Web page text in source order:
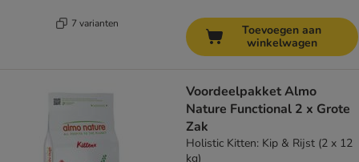
7 varianten
Toevoegen aan
winkelwagen
Voordeelpakket Almo
Nature Functional 2 x Grote
Zak
Holistic Kitten: Kip & Rijst (2 x 12
kg)